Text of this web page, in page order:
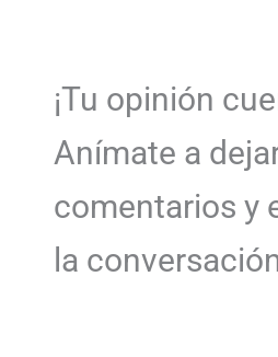
¡Tu opinión
Anímate a
comentarios y
la